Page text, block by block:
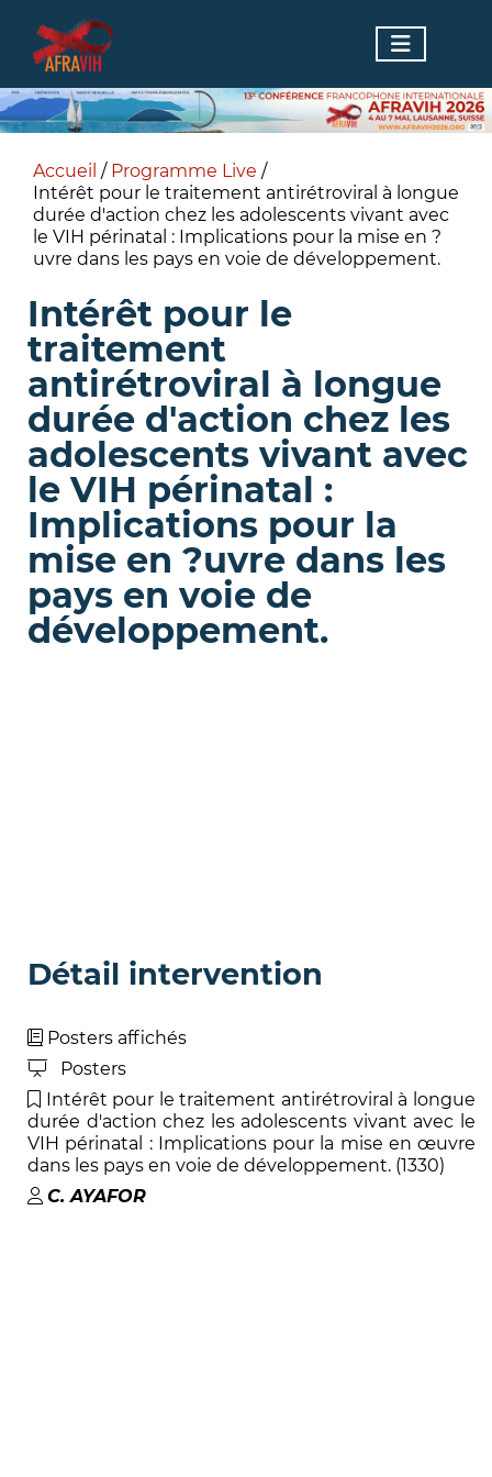
Accueil / Programme Live /
Intérêt pour le traitement antirétroviral à longue
durée d'action chez les adolescents vivant avec
le VIH périnatal : Implications pour la mise en ?
uvre dans les pays en voie de développement.
Intérêt pour le
traitement
antirétroviral à longue
durée d'action chez les
adolescents vivant avec
le VIH périnatal :
Implications pour la
mise en ?uvre dans les
pays en voie de
développement.
Détail intervention
Posters affichés
Posters
Intérêt pour le traitement antirétroviral à longue
durée d'action chez les adolescents vivant avec le
VIH périnatal : Implications pour la mise en œuvre
dans les pays en voie de développement. (1330)
C.AYAFOR